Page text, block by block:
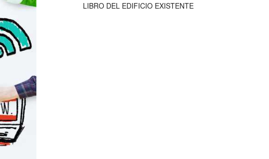
LIBRO DEL EDIFICIO EXISTENTE